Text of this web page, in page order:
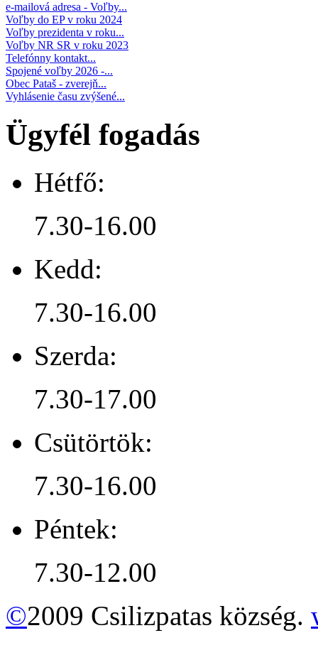
e-mailová adresa - Voľby...
Voľby do EP v roku 2024
Voľby prezidenta v roku...
Voľby NR SR v roku 2023
Telefónny kontakt...
Spojené voľby 2026 -...
Obec Pataš - zverejň...
Vyhlásenie času zvýšené...
Ügyfél fogadás
Hétfő:
7.30-16.00
Kedd:
7.30-16.00
Szerda:
7.30-17.00
Csütörtök:
7.30-16.00
Péntek:
7.30-12.00
©2009 Csilizpatas község.